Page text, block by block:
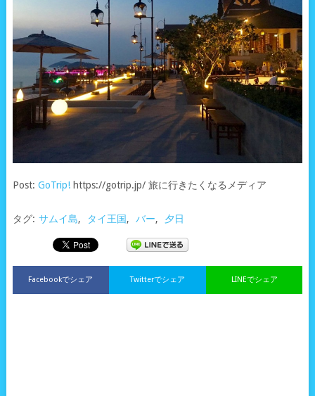
Post: GoTrip!https://gotrip.jp/ 旅に行きたくなるメディア
タグ: サムイ島, タイ王国, バー, 夕日
Facebookでシェア LINEでシェア
Twitterでシェア